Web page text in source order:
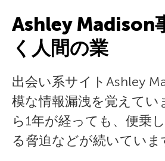
Ashley Madison
く人間の業
出会い系サイトAshley
模な情報漏洩を覚えてい
ら1年が経っても、便乗
る脅迫などが続いていま